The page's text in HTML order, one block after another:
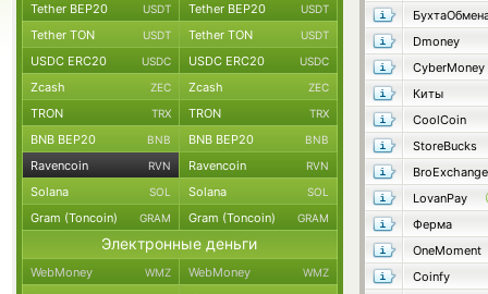
Dmoney
CyberMoney
Киты
CoolCoin
StoreBucks
BroExchange
LovanPay
Ферма
OneMoment
Coinfy
Tether BEP20 USDT Tether BEP20 USDT
Tether TON USDT Tether TON USDT
USDC ERC20 USDC USDC ERC20 USDC
Zcash ZEC Zcash ZEC
TRON TRX TRON TRX
BNB BEP20 BNB BNB BEP20 BNB
Ravencoin RVN Ravencoin RVN
Solana SOL Solana SOL
Gram (Toncoin) GRAM Gram (Toncoin) GRAM
Электронные деньги
WebMoney WMZ WebMoney WMZ